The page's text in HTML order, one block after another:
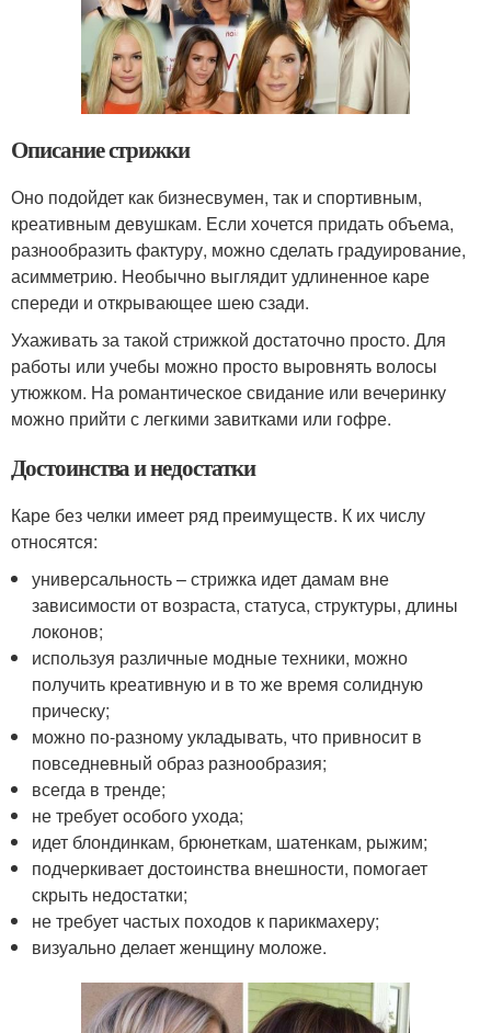
Описание стрижки
Оно подойдет как бизнесвумен, так и спортивным,
креативным девушкам. Если хочется придать объема,
разнообразить фактуру, можно сделать градуирование,
асимметрию. Необычно выглядит удлиненное каре
спереди и открывающее шею сзади.
Ухаживать за такой стрижкой достаточно просто. Для
работы или учебы можно просто выровнять волосы
утюжком. На романтическое свидание или вечеринку
можно прийти с легкими завитками или гофре.
Достоинства и недостатки
Каре без челки имеет ряд преимуществ. К их числу
относятся:
универсальность – стрижка идет дамам вне
зависимости от возраста, статуса, структуры, длины
локонов;
используя различные модные техники, можно
получить креативную и в то же время солидную
прическу;
можно по-разному укладывать, что привносит в
повседневный образ разнообразия;
всегда в тренде;
не требует особого ухода;
идет блондинкам, брюнеткам, шатенкам, рыжим;
подчеркивает достоинства внешности, помогает
скрыть недостатки;
не требует частых походов к парикмахеру;
визуально делает женщину моложе.